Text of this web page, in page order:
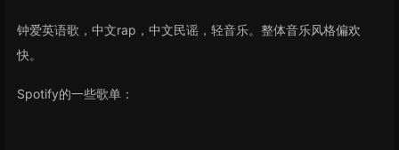
钟爱英语歌，中文rap，中文民谣，轻音乐。整体音乐风格偏欢
快。
Spotify的一些歌单：